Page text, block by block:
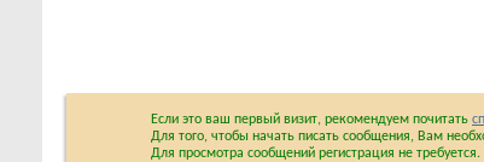
Если это ваш первый визит, рекомендуем почитать
Для того, чтобы начать писать сообщения, Вам
Для просмотра сообщений регистрация не требуется.